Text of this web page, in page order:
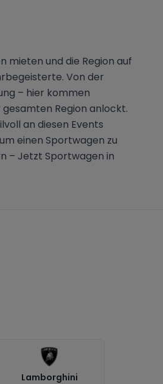
mieten und die Region auf
Von der
– hier kommen
Region anlockt.
an diesen Events
einen Sportwagen zu
– Jetzt Sportwagen in
Lamborghini